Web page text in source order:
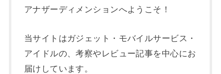
アナザーディメンションへようこそ！
当サイトはガジェット・モバイルサービス・
アイドルの、考察やレビュー記事を中心にお
届けしています。